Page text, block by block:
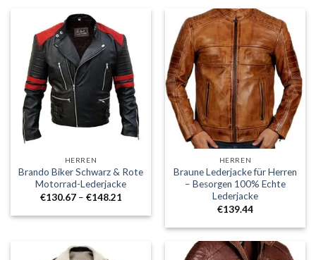
HERREN
Brando Biker Schwarz & Rote
Motorrad-Lederjacke
€130.67 – €148.21
durch
HERREN
Braune Lederjacke für Herren
– Besorgen 100% Echte
Lederjacke
€139.44